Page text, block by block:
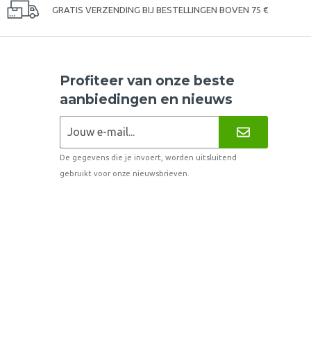
GRATIS VERZENDING BIJ BESTELLINGEN BOVEN 75 €
Profiteer van onze beste
aanbiedingen en nieuws
De gegevens die je invoert, worden uitsluitend
gebruikt voor onze nieuwsbrieven.